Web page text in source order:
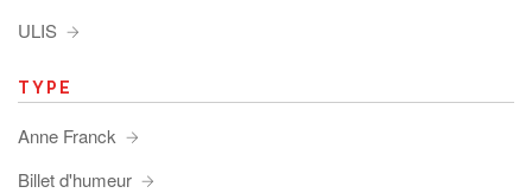
ULIS
TYPE
Anne Franck
Billet d'humeur